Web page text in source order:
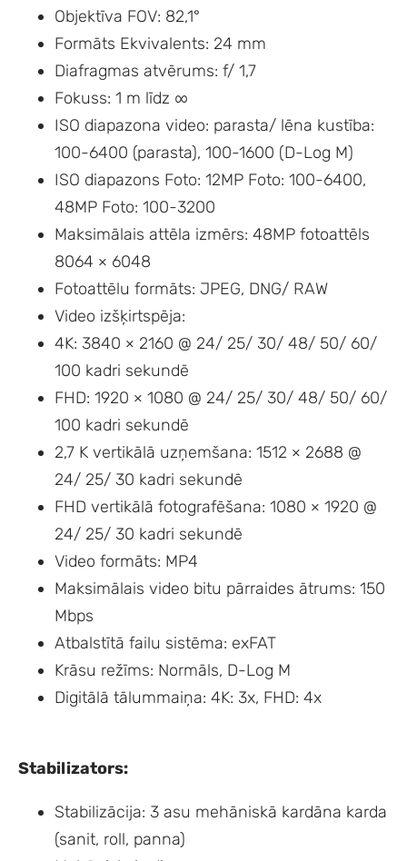
Objektīva FOV: 82,1°
Formāts Ekvivalents: 24 mm
Diafragmas atvērums: f/ 1,7
Fokuss: 1 m līdz ∞
ISO diapazona video: parasta/ lēna kustība:
100-6400 (parasta), 100-1600 (D-Log M)
ISO diapazons Foto: 12MP Foto: 100-6400,
48MP Foto: 100-3200
Maksimālais attēla izmērs: 48MP fotoattēls
8064 × 6048
Fotoattēlu formāts: JPEG, DNG/ RAW
Video izšķirtspēja:
4K: 3840 × 2160 @ 24/ 25/ 30/ 48/ 50/ 60/
100 kadri sekundē
FHD: 1920 × 1080 @ 24/ 25/ 30/ 48/ 50/ 60/
100 kadri sekundē
2,7 K vertikālā uzņemšana: 1512 × 2688 @
24/ 25/ 30 kadri sekundē
FHD vertikālā fotografēšana: 1080 × 1920 @
24/ 25/ 30 kadri sekundē
Video formāts: MP4
Maksimālais video bitu pārraides ātrums: 150
Mbps
Atbalstītā failu sistēma: exFAT
Krāsu režīms: Normāls, D-Log M
Digitālā tālummaiņa: 4K: 3x, FHD: 4x
Stabilizators:
Stabilizācija: 3 asu mehāniskā kardāna karda
(sanit, roll, panna)